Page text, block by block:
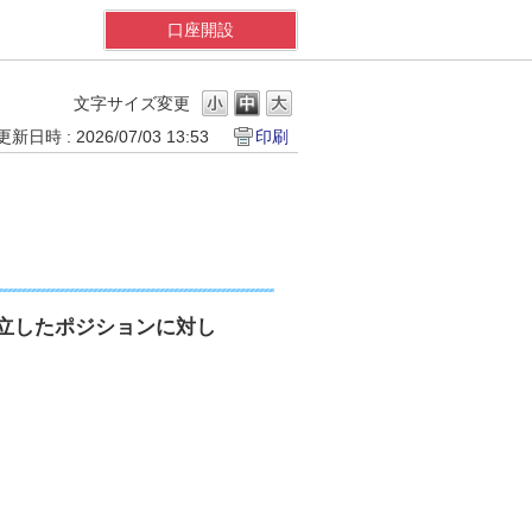
口座開設
文字サイズ変更
新日時 : 2026/07/03 13:53
印刷
したポジションに対し